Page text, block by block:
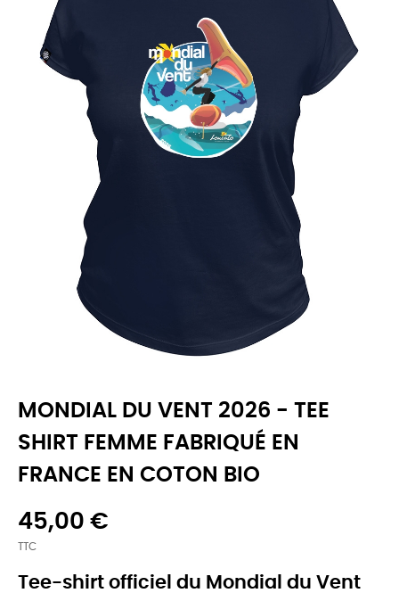
MONDIAL DU VENT 2026 - TEE
SHIRT FEMME FABRIQUÉ EN
FRANCE EN COTON BIO
45,00 €
TTC
Tee-shirt officiel du Mondial du Vent